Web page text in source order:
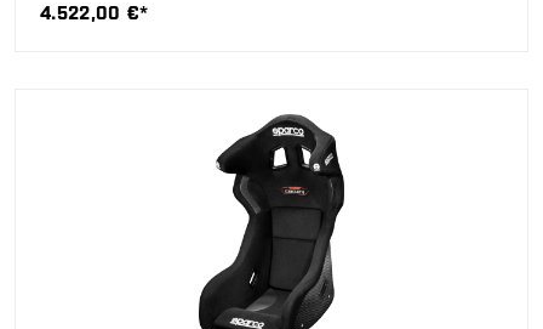
4.522,00 €*